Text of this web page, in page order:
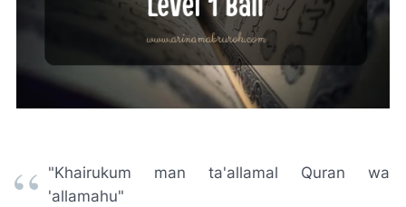
"Khairukum man ta'allamal Quran wa
'allamahu"